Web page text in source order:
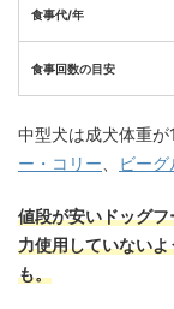
食事代/年
食事回数の目安
中型犬は成犬体重
ー・コリー
ビーグ
値段が安いドッグ
力使用していない
も。